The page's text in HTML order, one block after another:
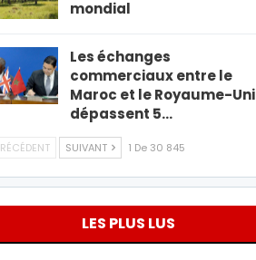
mondial
Les échanges
commerciaux entre le
Maroc et le Royaume-Uni
dépassent 5…
SUIVANT 1 De 30 845
LES PLUS LUS